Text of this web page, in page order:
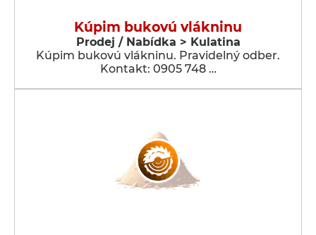
Kúpim bukovú vlákninu
Prodej / Nabídka > Kulatina
Kúpim bukovú vlákninu. Pravidelný odber.
Kontakt: 0905 748 …